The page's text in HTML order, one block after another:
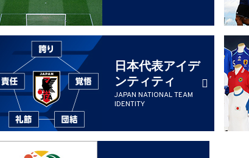
日本代表アイデ
ンティティ
JAPAN NATIONAL TEAM
IDENTITY